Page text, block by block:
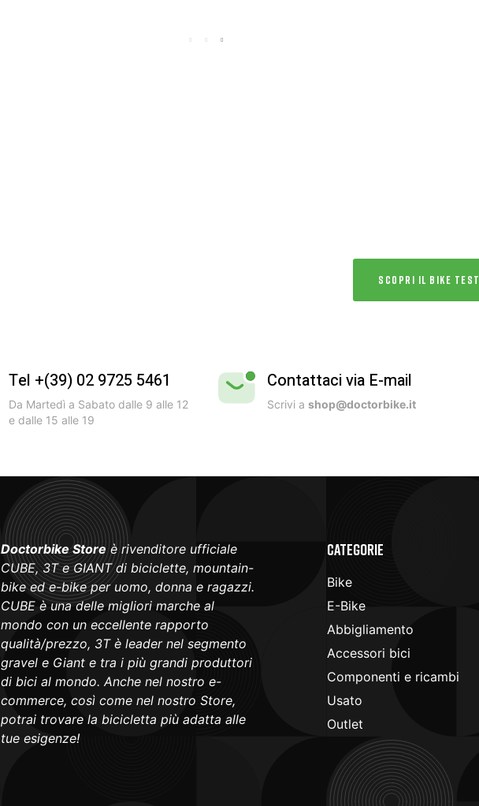
SCOPRI IL BIKE TEST
Tel +(39) 02 9725 5461
Da Martedì a Sabato dalle 9 alle 12
e dalle 15 alle 19
Contattaci via E-mail
Scrivi ashop@doctorbike.it
Doctorbike Storeè rivenditore ufficiale
CUBE, 3T e GIANT di biciclette, mountain-
bike ed e-bike per uomo, donna e ragazzi.
CUBE è una delle migliori marche al
mondo con un eccellente rapporto
qualità/prezzo, 3T è leader nel segmento
gravel e Giant e tra i più grandi produttori
di bici al mondo. Anche nel nostro e-
commerce, così come nel nostro Store,
potrai trovare la bicicletta più adatta alle
tue esigenze!
Categorie
Bike
E-Bike
Abbigliamento
Accessori bici
Componenti e ricambi
Usato
Outlet